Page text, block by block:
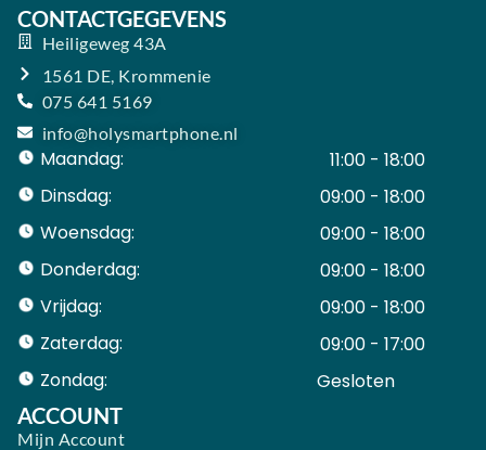
CONTACTGEGEVENS
Heiligeweg 43A
1561 DE, Krommenie
075 641 5169
info@holysmartphone.nl
Maandag:
11:00 - 18:00
Dinsdag:
09:00 - 18:00
Woensdag:
09:00 - 18:00
Donderdag:
09:00 - 18:00
Vrijdag:
09:00 - 18:00
Zaterdag:
09:00 - 17:00
Zondag:
Gesloten ​ ​ ​ ​ ​ ​ ​
ACCOUNT
Mijn Account